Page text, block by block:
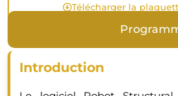
Télécharger la
Introduction